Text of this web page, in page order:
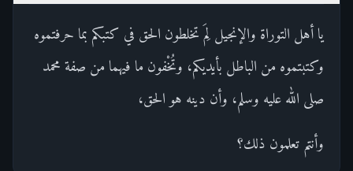
يا أهل التوراة والإنجيل لِمَ تخلطون الحق في كتبكم بما حرفتموه
وكتبتموه من الباطل بأيديكم، وتُخْفون ما فيهما من صفة محمد
صلى الله عليه وسلم، وأن دينه هو الحق،
وأنتم تعلمون ذلك؟